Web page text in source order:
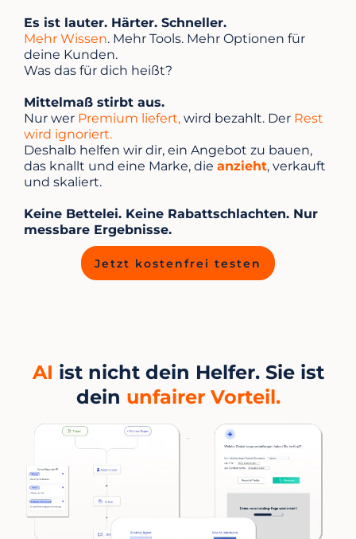
Es ist lauter. Härter. Schneller.
Mehr Wissen. Mehr Tools. Mehr Optionen für
deine Kunden.
Was das für dich heißt?
Mittelmaß stirbt aus.
Nur wer Premium liefert, wird bezahlt. Der Rest
wird ignoriert.
Deshalb helfen wir dir, ein Angebot zu bauen,
das knallt und eine Marke, die anzieht, verkauft
und skaliert.
Keine Bettelei. Keine Rabattschlachten. Nur
messbare Ergebnisse.
Jetzt kostenfrei testen
AI ist nicht dein Helfer. Sie ist
dein unfairer Vorteil.